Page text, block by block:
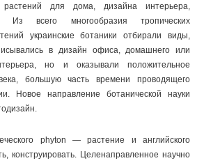
для дома, дизайна интерьера,
всего многообразия тропических
украинские ботаники отбирали виды,
в дизайн офиса, домашнего или
но и оказывали положительное
большую часть времени проводящего
Новое направление ботанической науки
phyton — растение и английского
конструировать. Целенаправленное научно